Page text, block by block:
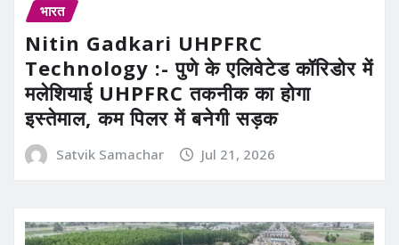
भारत
Nitin Gadkari UHPFRC
Technology :- पुणे के एलिवेटेड कॉरिडोर में
मलेशियाई UHPFRC तकनीक का होगा
इस्तेमाल, कम पिलर में बनेगी सड़क
Satvik Samachar Jul 21, 2026